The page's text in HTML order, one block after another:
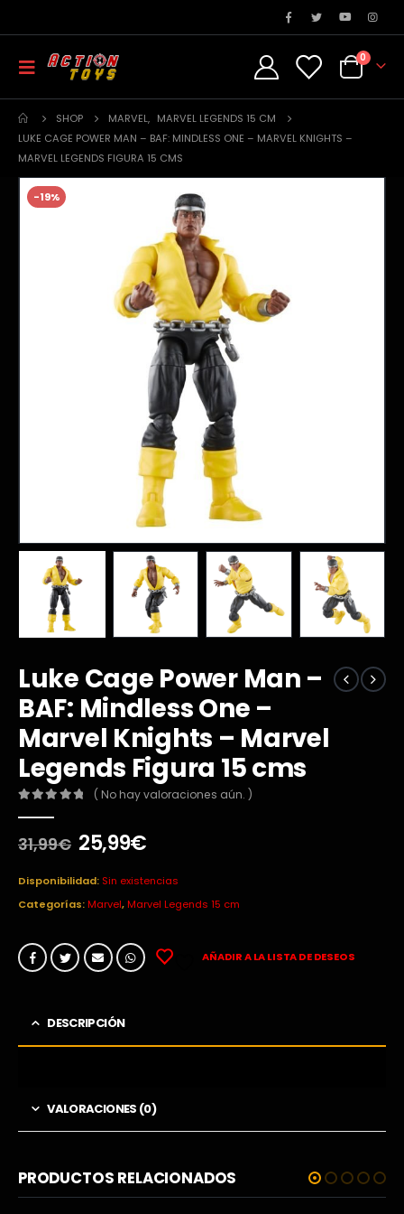
0
SHOP MARVEL, MARVEL LEGENDS 15 CM
LUKE CAGE POWER MAN – BAF: MINDLESS ONE – MARVEL KNIGHTS –
MARVEL LEGENDS FIGURA 15 CMS
-19%
Luke Cage Power Man –
BAF: Mindless One –
Marvel Knights – Marvel
Legends Figura 15 cms
( No hay valoraciones aún. )
31,99€ El
original
era:
25,99€El
actual
es:
Disponibilidad: Sin existencias
Categorías:Marvel,Marvel Legends 15 cm
AÑADIR A LA LISTA DE DESEOS
DESCRIPCIÓN
VALORACIONES (0)
PRODUCTOS RELACIONADOS